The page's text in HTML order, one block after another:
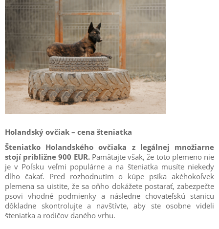
Holandský ovčiak – cena šteniatka
Šteniatko Holandského ovčiaka z legálnej množiarne
stojí približne 900 EUR. Pamätajte však, že toto plemeno nie
je v Poľsku veľmi populárne a na šteniatka musíte niekedy
dlho čakať. Pred rozhodnutím o kúpe psíka akéhokoľvek
plemena sa uistite, že sa oňho dokážete postarať, zabezpečte
psovi vhodné podmienky a následne chovateľskú stanicu
dôkladne skontrolujte a navštívte, aby ste osobne videli
šteniatka a rodičov daného vrhu.